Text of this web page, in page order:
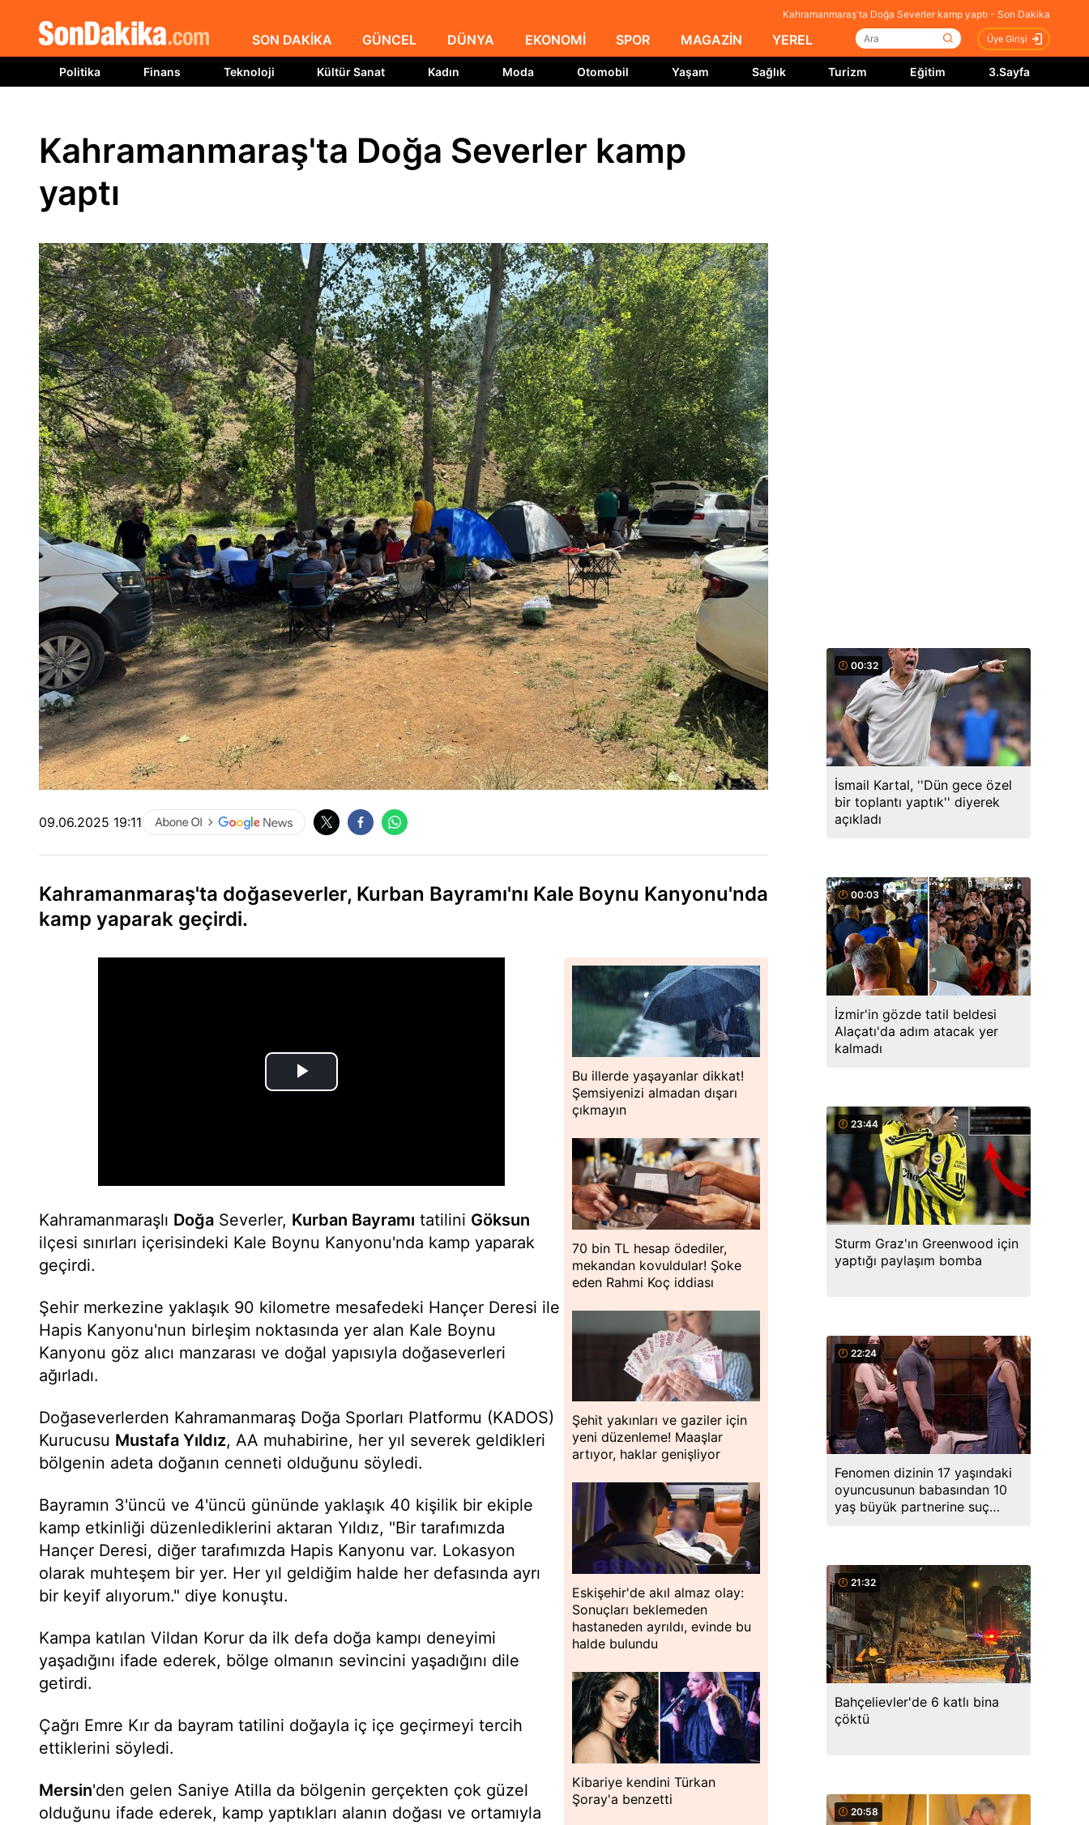
Kahramanmaraş'ta Doğa Severler kamp yaptı - Son Dakika
SON DAKİKA GÜNCEL DÜNYA EKONOMİ SPOR MAGAZİN YEREL Üye Girişi
Politika Finans Teknoloji Kültür Sanat Kadın Moda Otomobil Yaşam Sağlık Turizm Eğitim 3.Sayfa
Kahramanmaraş'ta Doğa Severler kamp
yaptı
09.06.2025 19:11
Kahramanmaraş'ta doğaseverler, Kurban Bayramı'nı Kale Boynu Kanyonu'nda
kamp yaparak geçirdi.
Kahramanmaraşlı Doğa Severler, Kurban Bayramı tatilini Göksun
ilçesi sınırları içerisindeki Kale Boynu Kanyonu'nda kamp yaparak
geçirdi.
Şehir merkezine yaklaşık 90 kilometre mesafedeki Hançer Deresi ile
Hapis Kanyonu'nun birleşim noktasında yer alan Kale Boynu
Kanyonu göz alıcı manzarası ve doğal yapısıyla doğaseverleri
ağırladı.
Doğaseverlerden Kahramanmaraş Doğa Sporları Platformu (KADOS)
Kurucusu Mustafa Yıldız, AA muhabirine, her yıl severek geldikleri
bölgenin adeta doğanın cenneti olduğunu söyledi.
Bayramın 3'üncü ve 4'üncü gününde yaklaşık 40 kişilik bir ekiple
kamp etkinliği düzenlediklerini aktaran Yıldız, "Bir tarafımızda
Hançer Deresi, diğer tarafımızda Hapis Kanyonu var. Lokasyon
olarak muhteşem bir yer. Her yıl geldiğim halde her defasında ayrı
bir keyif alıyorum." diye konuştu.
Kampa katılan Vildan Korur da ilk defa doğa kampı deneyimi
yaşadığını ifade ederek, bölge olmanın sevincini yaşadığını dile
getirdi.
Çağrı Emre Kır da bayram tatilini doğayla iç içe geçirmeyi tercih
ettiklerini söyledi.
Mersin'den gelen Saniye Atilla da bölgenin gerçekten çok güzel
olduğunu ifade ederek, kamp yaptıkları alanın doğası ve ortamıyla
Bu illerde yaşayanlar dikkat!
Şemsiyenizi almadan dışarı
çıkmayın
70 bin TL hesap ödediler,
mekandan kovuldular! Şoke
eden Rahmi Koç iddiası
Şehit yakınları ve gaziler için
yeni düzenleme! Maaşlar
artıyor, haklar genişliyor
Eskişehir'de akıl almaz olay:
Sonuçları beklemeden
hastaneden ayrıldı, evinde bu
halde bulundu
Kibariye kendini Türkan
Şoray'a benzetti
00:32
İsmail Kartal, ''Dün gece özel
bir toplantı yaptık'' diyerek
açıkladı
00:03
İzmir'in gözde tatil beldesi
Alaçatı'da adım atacak yer
kalmadı
23:44
Sturm Graz'ın Greenwood için
yaptığı paylaşım bomba
22:24
Fenomen dizinin 17 yaşındaki
oyuncusunun babasından 10
yaş büyük partnerine suç
21:32
Bahçelievler'de 6 katlı bina
çöktü
20:58